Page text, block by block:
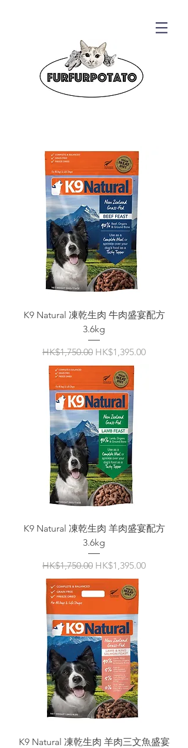
K9 Natural 凍乾生肉 牛肉盛宴配方
3.6kg
一般價格
HK$1,750.00 促銷價格
HK$1,395.00
K9 Natural 凍乾生肉 羊肉盛宴配方
3.6kg
一般價格
HK$1,750.00 促銷價格
HK$1,395.00
K9 Natural 凍乾生肉 羊肉三文魚盛宴